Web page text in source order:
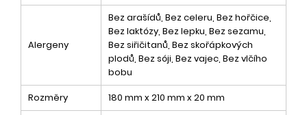
Alergeny
Bez arašídů, Bez celeru, Bez hořčice,
Bez laktózy, Bez lepku, Bez sezamu,
Bez siřičitanů, Bez skořápkových
plodů, Bez sóji, Bez vajec, Bez vlčího
bobu
Rozměry
180 mm x 210 mm x 20 mm